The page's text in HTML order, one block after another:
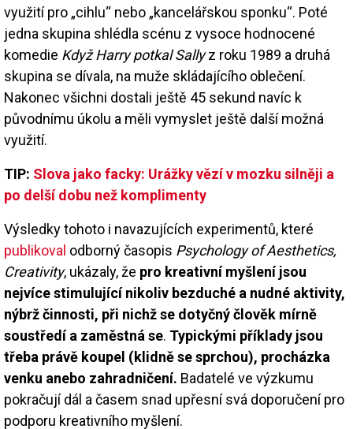
využití pro „cihlu“ nebo „kancelářskou sponku“. Poté
jedna skupina shlédla scénu z vysoce hodnocené
komedie Když Harry potkal Sallyz roku 1989 a druhá
skupina se dívala, na muže skládajícího oblečení.
Nakonec všichni dostali ještě 45 sekund navíc k
původnímu úkolu a měli vymyslet ještě další možná
využití.
TIP: Slova jako facky: Urážky vězí v mozku silněji a
po delší dobu než komplimenty
Výsledky tohoto i navazujících experimentů, které
publikoval odborný časopis Psychology of Aesthetics,
Creativity, ukázaly, že pro kreativní myšlení jsou
nejvíce stimulující nikoliv bezduché a nudné aktivity,
nýbrž činnosti, při nichž se dotyčný člověk mírně
soustředí a zaměstná se. Typickými příklady jsou
třeba právě koupel (klidně se sprchou), procházka
venku anebo zahradničení. Badatelé ve výzkumu
pokračují dál a časem snad upřesní svá doporučení pro
podporu kreativního myšlení.